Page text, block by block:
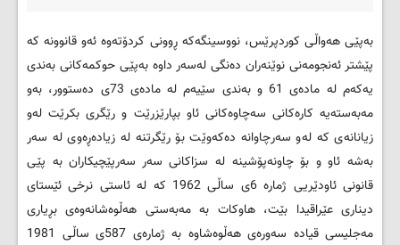
به‌پێی هه‌واڵی کوردپرێس، نووسینگه‌كه‌ ڕوونی كردۆ‌ته‌وه‌ ئه‌و قانوونه‌ كه‌
پێشتر ئه‌نجومه‌نی نوێنه‌ران ده‌نگی له‌سه‌ر داوه‌ به‌پێی حوكمه‌كانی به‌ندی
یه‌كه‌م له ‌ماده‌ی 61 و به‌ندی سێیه‌م له‌ ماده‌ی 73ی ده‌ستوور، به‌و
مه‌به‌سته‌یه‌ كاره‌كانی سه‌چاوه‌كانی ئاو بپارێزرێت و رێگری بكرێت له‌و
زیانانه‌ی كه‌ له‌و سه‌رچاوانه‌ ده‌كه‌وێت بۆ رێگرتنه‌ له‌ زیاده‌ڕه‌وی له‌ سه‌ر
به‌شه‌ ئاو و بۆ چاونه‌پۆشینه‌ له ‌سزاكانی سه‌ر سه‌رپێچیكاران به‌ پێی
قانونی ئاودێریی ژماره‌ 6ی ساڵی 1962 كه‌ له ‌ئاستی نرخی ئێستای
دیناری عێراقیدا بێت، هاوكات به‌ مه‌به‌ستی هه‌ڵوه‌شانه‌وه‌ی بڕیاری
مه‌جلیسی قیاده‌ سه‌وره‌ی هه‌ڵوه‌شاوه‌‌ به ‌ژماره‌ی 587ی ساڵی 1981